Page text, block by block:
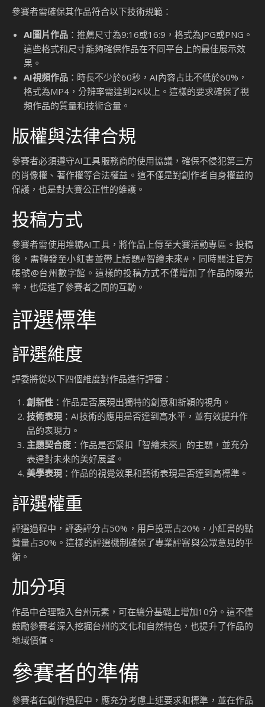
參賽者需確保其作品符合以下技術規範：
AI圖片作品 ：推薦尺寸為9:16或16:9，格式為JPG或PNG。
這些格式和尺寸能夠確保作品在不同平台上的最佳展示效
果。
AI視頻作品 ：時長不少於60秒，AI內容占比不低於60%，
格式為MP4，分辨率需達到2K以上。這樣的要求確保了視
頻作品的質量和技術含量。
版權與法律合規
參賽者必須遵守AI工具服務商的使用協議，確保不侵犯第三方
的肖像權、著作權等合法權益。這不僅是對創作者自身權益的
保護，也是對大賽公正性的維護。
投稿方式
參賽者需使用堆糖AI工具，將作品上傳至大賽活動專區。投稿
後，需轉發至小紅書並帶上話題#智繪未來#，同時關注官方
帳號@台州數字館。這樣的投稿方式不僅增加了作品的曝光
率，也促進了參賽者之間的互動。
評選標準
評選維度
評委將從以下四個維度對作品進行評審：
創新性 ：作品是否展現出獨特的創意和新穎的視角。
技術表現：AI技術的應用是否達到高水平，並有效提升作
品的表現力。
主題契合度 ：作品是否緊扣「智繪未來」的主題，並充分
表達對未來的美好展望。
美學表現：作品的視覺效果和藝術表現是否達到高標準。
評選權重
評選過程中，評委評分占50%，用戶投票占20%，小紅書的點
贊量占30%。這樣的評選機制確保了專業評審與公眾意見的平
衡。
加分項
作品中合理融入台州元素，可在總分基礎上增加10分。這不僅
鼓勵參賽者深入挖掘台州的文化和自然特色，也提升了作品的
地域價值。
參賽者的準備
參賽者在創作過程中，應充分考慮上述要求和標準，並在作品